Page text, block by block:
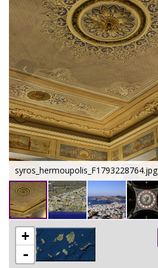
syros_hermoupolis_F1793228764.jpg
+
-